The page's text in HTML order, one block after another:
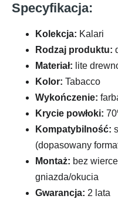
Specyfikacja:
Kolekcja: Kalari
Rodzaj produktu:
Materiał: lite
Kolor: Tabacco
Wykończenie:
Krycie powłoki:
Kompatybilność:
(dopasowany
Montaż: bez
gniazda/okucia
Gwarancja: 2 lata